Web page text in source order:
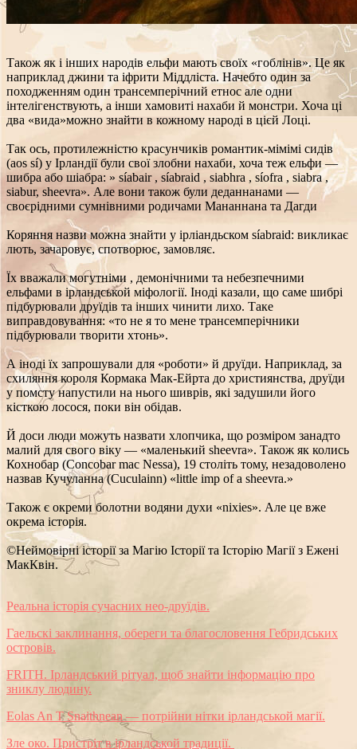
Також як і інших народів ельфи мають своїх «гоблінів». Це як
наприклад джини та іфрити Міддліста. Начебто один за
походженням один трансемперічний етнос але одни
інтелігенствують, а інши хамовиті нахаби й монстри. Хоча ці
два «вида»можно знайти в кожному народі в цієй Лоці.
Так ось, протилежністю красунчиків романтик-мімімі сидів
(aos sí) у Ірландії були свої злобни нахаби, хоча теж ельфи —
шибра або шіабра: » síabair , síabraid , siabhra , síofra , siabra ,
siabur, sheevra». Але вони також були деданнанами —
своєрідними сумнівними родичами Мананнана та Дагди
Коряння назви можна знайти у ірліандьском síabraid: викликає
лють, зачаровує, спотворює, замовляє.
Їх вважали могутніми , демонічними та небезпечними
ельфами в ірландськой міфології. Іноді казали, що саме шибрі
підбурювали​​​​ друїдів та інших чинити лихо. Таке
виправдовування: «то не я то мене трансемперічники
підбурювали творити хтонь».
А іноді їх запрошували для «роботи» й друїди. Наприклад, за
схиляння короля Кормака Мак-Ейрта до християнства, друїди
у помсту напустили на нього шиврів, які задушили його
кісткою лосося, поки він обідав.
Й доси люди можуть назвати хлопчика, що розміром занадто
малий для свого віку — «маленький sheevra». Також як колись
Кохнобар (Concobar mac Nessa), 19 століть тому, незадоволено
назвав Кучуланна (Cuculainn) «little imp of a sheevra.»
Також є окреми болотни водяни духи «nixies». Але це вже
окрема історія.
©Неймовірні історії за Магію Історії та Історію Магії з Ежені
МакКвін.
Реальна історія сучасних нео-друїдів.
Гаельскі заклинання, обереги та благословення Гебридських
островів.
FRITH. Ірландський рітуал, щоб знайти інформацію про
зниклу людину.
Eolas An T Snaithnean — потрійни нітки ірландськой магії.
Зле око. Пристріт в ірландськой традиції.